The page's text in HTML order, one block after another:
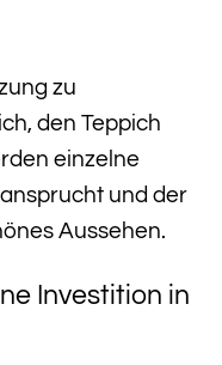
zu
den Teppich
einzelne
und der
Aussehen.
Investition in